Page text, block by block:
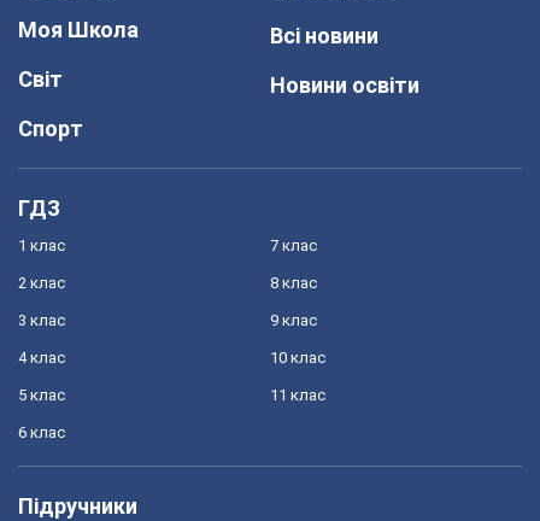
Моя Школа
Світ
Спорт
Всі новини
Новини освіти
ГДЗ
1 клас
2 клас
3 клас
4 клас
5 клас
6 клас
7 клас
8 клас
9 клас
10 клас
11 клас
Підручники